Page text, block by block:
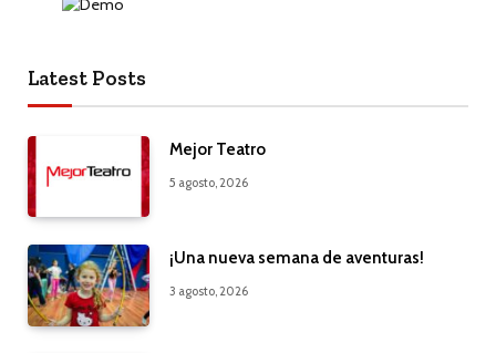
Latest Posts
Mejor Teatro
5 agosto, 2026
¡Una nueva semana de aventuras!
3 agosto, 2026